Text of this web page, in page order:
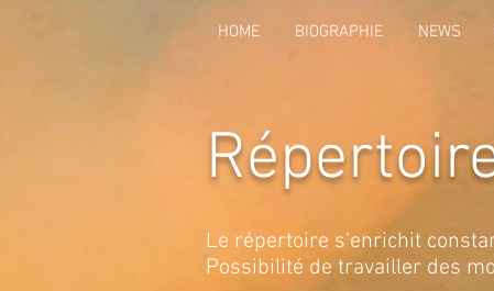
HOME BIOGRAPHIE NEWS
Le répertoire s'enrichit
Possibilité de travailler des